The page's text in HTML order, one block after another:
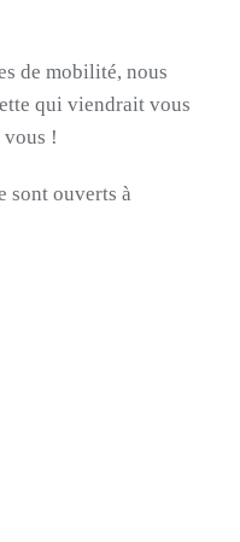
de mobilité, nous
qui viendrait vous
vous !
sont ouverts à